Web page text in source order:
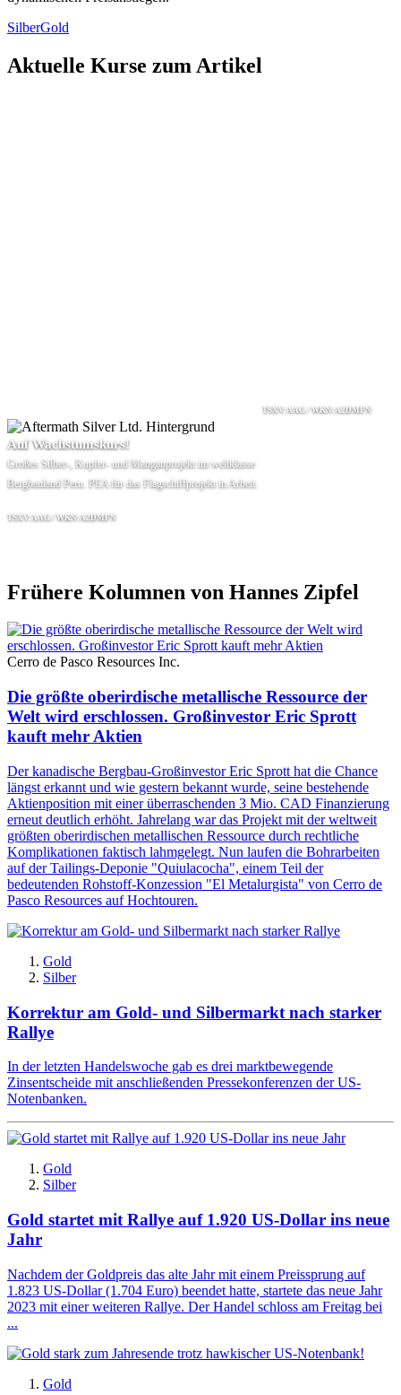
SilberGold
Aktuelle Kurse zum Artikel
TSXV:AAG / WKN:A2DMFN
Auf Wachstumskurs!
Großes Silber-, Kupfer- und Manganprojekt im weltklasse
Bergbauland Peru. PEA für das Flagschiffprojekt in Arbeit.
TSXV:AAG / WKN:A2DMFN
Frühere Kolumnen von Hannes Zipfel
Cerro de Pasco Resources Inc.
Die größte oberirdische metallische Ressource der
Welt wird erschlossen. Großinvestor Eric Sprott
kauft mehr Aktien
Der kanadische Bergbau-Großinvestor Eric Sprott hat die Chance
längst erkannt und wie gestern bekannt wurde, seine bestehende
Aktienposition mit einer überraschenden 3 Mio. CAD Finanzierung
erneut deutlich erhöht. Jahrelang war das Projekt mit der weltweit
größten oberirdischen metallischen Ressource durch rechtliche
Komplikationen faktisch lahmgelegt. Nun laufen die Bohrarbeiten
auf der Tailings-Deponie "Quiulacocha", einem Teil der
bedeutenden Rohstoff-Konzession "El Metalurgista" von Cerro de
Pasco Resources auf Hochtouren.
Gold
Silber
Korrektur am Gold- und Silbermarkt nach starker
Rallye
In der letzten Handelswoche gab es drei marktbewegende
Zinsentscheide mit anschließenden Pressekonferenzen der US-
Notenbanken.
Gold
Silber
Gold startet mit Rallye auf 1.920 US-Dollar ins neue
Jahr
Nachdem der Goldpreis das alte Jahr mit einem Preissprung auf
1.823 US-Dollar (1.704 Euro) beendet hatte, startete das neue Jahr
2023 mit einer weiteren Rallye. Der Handel schloss am Freitag bei
...
Gold